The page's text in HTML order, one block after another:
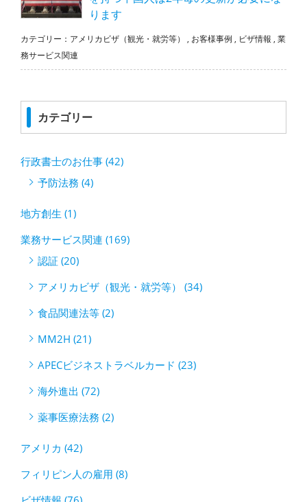
ります
カテゴリー： アメリカビザ（観光・就労等） , お客様事例 , ビザ情報 , 業
務サービス関連
カテゴリー
行政書士のお仕事 (42)
予防法務 (4)
地方創生 (1)
業務サービス関連 (169)
認証 (20)
アメリカビザ（観光・就労等） (34)
食品関連法等 (2)
MM2H (21)
APECビジネストラベルカード (23)
海外進出 (72)
薬事医療法務 (2)
アメリカ (42)
フィリピン人の雇用 (8)